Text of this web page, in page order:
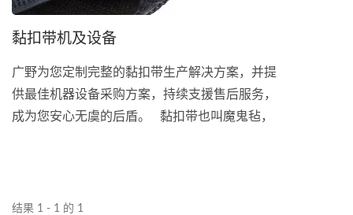
黏扣带机及设备
广野为您定制完整的黏扣带生产解决方案，并提
供最佳机器设备采购方案，持续支援售后服务，
成为您安心无虞的后盾。 黏扣带也叫魔鬼毡，
结果 1 - 1 的 1